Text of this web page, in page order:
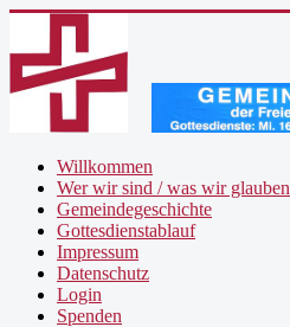
Willkommen
Wer wir sind / was wir glauben
Gemeindegeschichte
Gottesdienstablauf
Impressum
Datenschutz
Login
Spenden